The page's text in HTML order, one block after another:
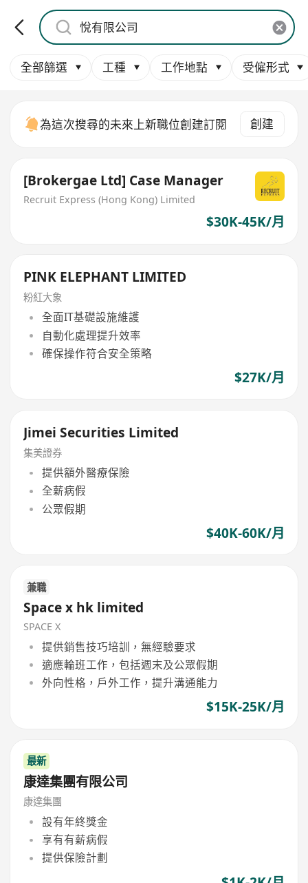
全部篩選 工種 工作地點 受僱形式
為這次搜尋的未來上新職位創建訂閱 創建
[Brokergae Ltd] Case Manager
Recruit Express (Hong Kong) Limited
$30K-45K/月
PINK ELEPHANT LIMITED
粉紅大象
全面IT基礎設施維護
自動化處理提升效率
確保操作符合安全策略
$27K/月
Jimei Securities Limited
集美證券
提供額外醫療保險
全薪病假
公眾假期
$40K-60K/月
兼職
Space x hk limited
SPACE X
提供銷售技巧培訓，無經驗要求
適應輪班工作，包括週末及公眾假期
外向性格，戶外工作，提升溝通能力
$15K-25K/月
最新
康達集團有限公司
康達集團
設有年終獎金
享有有薪病假
提供保險計劃